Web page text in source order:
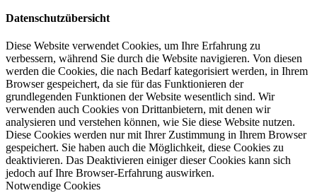
Datenschutzübersicht
Diese Website verwendet Cookies, um Ihre Erfahrung zu
verbessern, während Sie durch die Website navigieren. Von diesen
werden die Cookies, die nach Bedarf kategorisiert werden, in Ihrem
Browser gespeichert, da sie für das Funktionieren der
grundlegenden Funktionen der Website wesentlich sind. Wir
verwenden auch Cookies von Drittanbietern, mit denen wir
analysieren und verstehen können, wie Sie diese Website nutzen.
Diese Cookies werden nur mit Ihrer Zustimmung in Ihrem Browser
gespeichert. Sie haben auch die Möglichkeit, diese Cookies zu
deaktivieren. Das Deaktivieren einiger dieser Cookies kann sich
jedoch auf Ihre Browser-Erfahrung auswirken.
Notwendige Cookies